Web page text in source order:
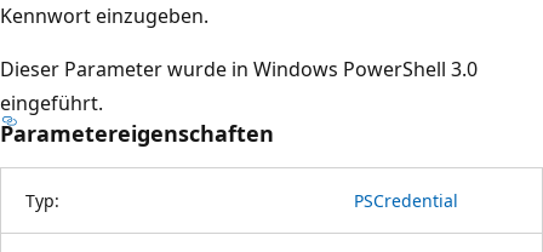
Kennwort einzugeben.
Dieser Parameter wurde in Windows PowerShell 3.0
eingeführt.
Parametereigenschaften
Typ: PSCredential